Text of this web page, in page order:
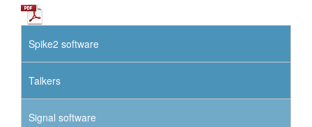
Spike2 software
Talkers
Signal software